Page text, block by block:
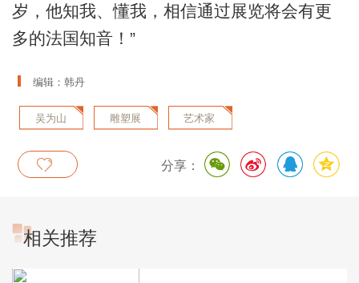
岁，他知我、懂我，相信通过展览将会有更
多的法国知音！”
编辑：韩丹
吴为山 雕塑展 艺术家
分享：
相关推荐